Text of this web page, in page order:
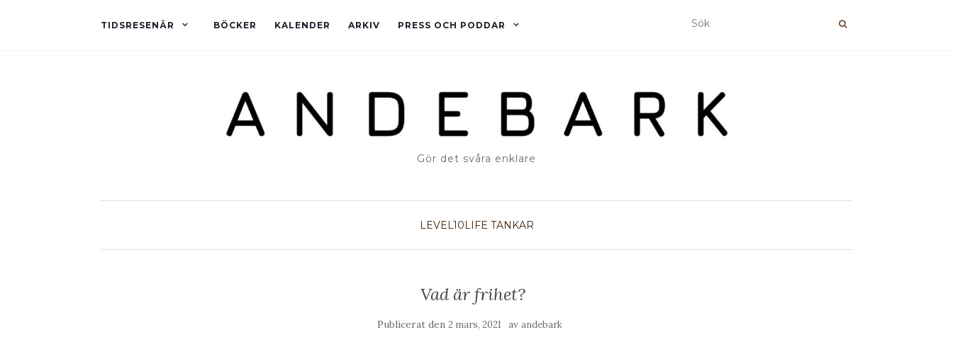
TIDSRESENÄR BÖCKER KALENDER ARKIV PRESS OCH PODDAR
Gör det svåra enklare
LEVEL10LIFE TANKAR
Vad är frihet?
Publicerat den 2 mars, 2021 av andebark